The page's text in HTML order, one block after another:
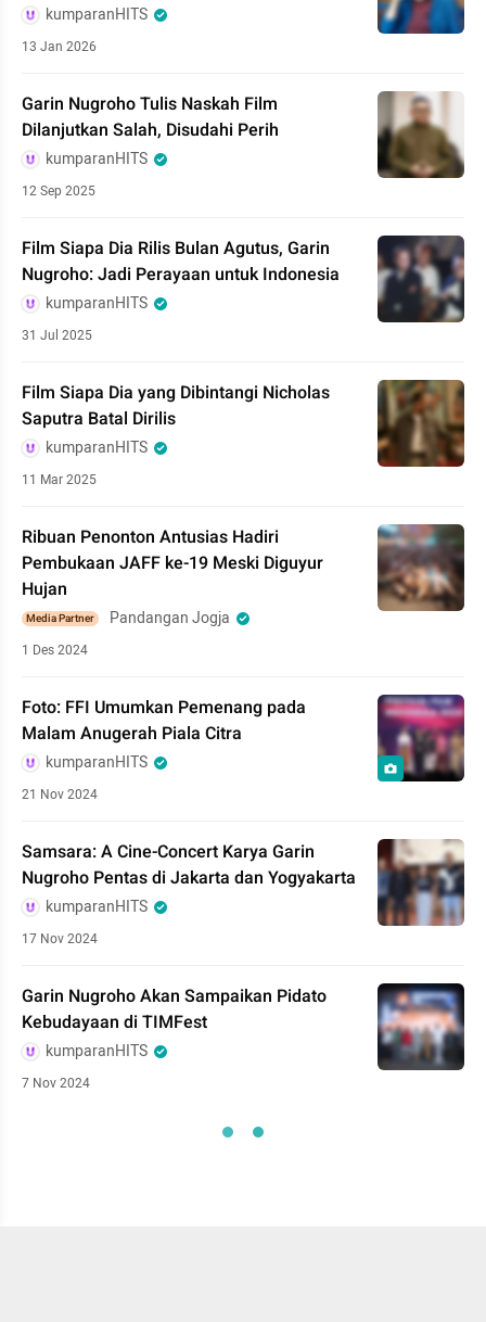
kumparanHITS
13 Jan 2026
Garin Nugroho Tulis Naskah Film
Dilanjutkan Salah, Disudahi Perih
kumparanHITS
12 Sep 2025
Film Siapa Dia Rilis Bulan Agutus, Garin
Nugroho: Jadi Perayaan untuk Indonesia
kumparanHITS
31 Jul 2025
Film Siapa Dia yang Dibintangi Nicholas
Saputra Batal Dirilis
kumparanHITS
11 Mar 2025
Ribuan Penonton Antusias Hadiri
Pembukaan JAFF ke-19 Meski Diguyur
Hujan
Media Partner Pandangan Jogja
1 Des 2024
Foto: FFI Umumkan Pemenang pada
Malam Anugerah Piala Citra
kumparanHITS
21 Nov 2024
Samsara: A Cine-Concert Karya Garin
Nugroho Pentas di Jakarta dan Yogyakarta
kumparanHITS
17 Nov 2024
Garin Nugroho Akan Sampaikan Pidato
Kebudayaan di TIMFest
kumparanHITS
7 Nov 2024